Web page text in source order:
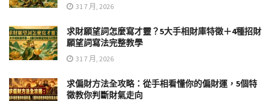
31 7 月, 2026
求財願望詞怎麼寫才靈？5大手相財庫特徵＋4種招財
願望詞寫法完整教學
31 7 月, 2026
求偏財方法全攻略：從手相看懂你的偏財運，5個特
徵教你判斷財氣走向